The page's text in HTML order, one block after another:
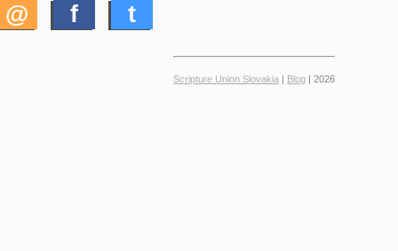
@ f t
Scripture Union Slovakia | Blog | 2026